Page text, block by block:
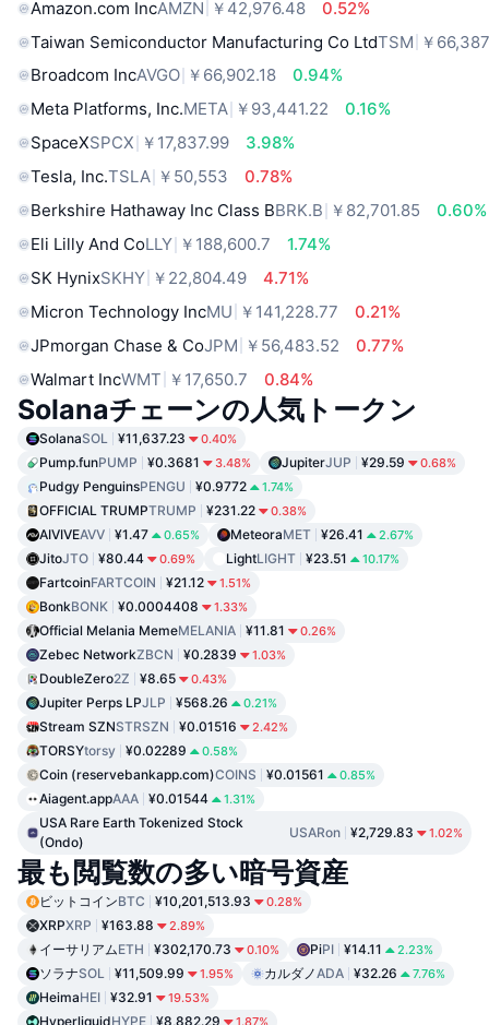
Amazon.com IncAMZN ￥42,976.48
0.52%
Taiwan Semiconductor Manufacturing Co LtdTSM ￥
Broadcom IncAVGO ￥66,902.18
0.94%
Meta Platforms, Inc.META ￥93,441.22
0.16%
SpaceXSPCX ￥17,837.99
3.98%
Tesla, Inc.TSLA ￥50,553
0.78%
Berkshire Hathaway Inc Class BBRK.B ￥82,701.85
0.60%
Eli Lilly And CoLLY ￥188,600.7
1.74%
SK HynixSKHY ￥22,804.49
4.71%
Micron Technology IncMU ￥141,228.77
0.21%
JPmorgan Chase & CoJPM ￥56,483.52
0.77%
Walmart IncWMT ￥17,650.7 0.84%
Solanaチェーンの人気トークン
SolanaSOL ¥11,637.23 0.40%
Pump.funPUMP ¥0.3681 3.48% JupiterJUP ¥29.59 0.68%
Pudgy PenguinsPENGU ¥0.9772 1.74%
OFFICIAL TRUMPTRUMP ¥231.22 0.38%
AIVIVEAVV ¥1.47 0.65% MeteoraMET ¥26.41 2.67%
JitoJTO ¥80.44 0.69% LightLIGHT ¥23.51 10.17%
FartcoinFARTCOIN ¥21.12 1.51%
BonkBONK ¥0.0004408 1.33%
Official Melania MemeMELANIA ¥11.81 0.26%
Zebec NetworkZBCN ¥0.2839 1.03%
DoubleZero2Z ¥8.65 0.43%
Jupiter Perps LPJLP ¥568.26 0.21%
Stream SZNSTRSZN ¥0.01516 2.42%
TORSYtorsy ¥0.02289 0.58%
Coin (reservebankapp.com)COINS ¥0.01561 0.85%
Aiagent.appAAA ¥0.01544 1.31%
USA Rare Earth Tokenized Stock
(Ondo)
USARon ¥2,729.83 1.02%
最も閲覧数の多い暗号資産
ビットコインBTC ¥10,201,513.93 0.28%
XRPXRP ¥163.88 2.89%
イーサリアムETH ¥302,170.73 0.10% PiPI ¥14.11 2.23%
ソラナSOL ¥11,509.99 1.95% カルダノADA ¥32.26 7.76%
HeimaHEI ¥32.91 19.53%
HyperliquidHYPE ¥8,882.29 1.87%